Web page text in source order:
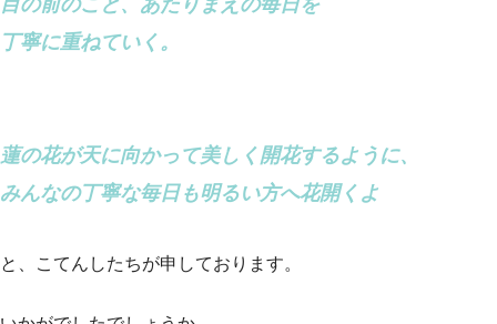
目の前のこと、あたりまえの毎日を
丁寧に重ねていく。
蓮の花が天に向かって美しく開花するように、
みんなの丁寧な毎日も明るい方へ花開くよ
と、こてんしたちが申しております。